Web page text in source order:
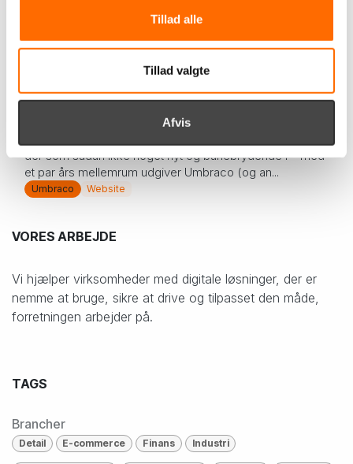
Tillad alle
Tillad valgte
Afvis
Umbraco 7 End Of Life – hvad kan I
gøre?
Umbraco 7 End Of Life – hvad kan I gøre? Den 30.
der som sådan ikke noget nyt og banebrydende i – med
et par års mellemrum udgiver Umbraco (og an...
Umbraco Website
VORES ARBEJDE
Vi hjælper virksomheder med digitale løsninger, der er
nemme at bruge, sikre at drive og tilpasset den måde,
forretningen arbejder på.
TAGS
Brancher
Detail E-commerce Finans Industri